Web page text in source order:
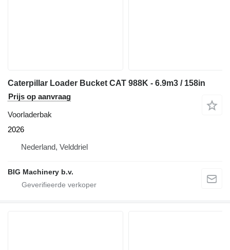
Caterpillar Loader Bucket CAT 988K - 6.9m3 / 158in
Prijs op aanvraag
Voorladerbak
2026
Nederland, Velddriel
BIG Machinery b.v.